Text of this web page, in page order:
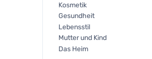
Kosmetik
Gesundheit
Lebensstil
Mutter und Kind
Das Heim